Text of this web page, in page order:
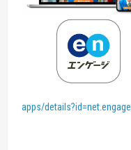
apps/details?id=net.engage